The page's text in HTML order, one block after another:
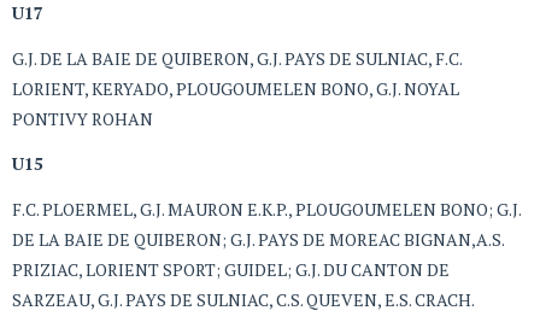
U17
G.J. DE LA BAIE DE QUIBERON, G.J. PAYS DE SULNIAC, F.C.
LORIENT, KERYADO, PLOUGOUMELEN BONO, G.J. NOYAL
PONTIVY ROHAN
U15
F.C. PLOERMEL, G.J. MAURON E.K.P., PLOUGOUMELEN BONO; G.J.
DE LA BAIE DE QUIBERON; G.J. PAYS DE MOREAC BIGNAN,A.S.
PRIZIAC, LORIENT SPORT; GUIDEL; G.J. DU CANTON DE
SARZEAU, G.J. PAYS DE SULNIAC, C.S. QUEVEN, E.S. CRACH.